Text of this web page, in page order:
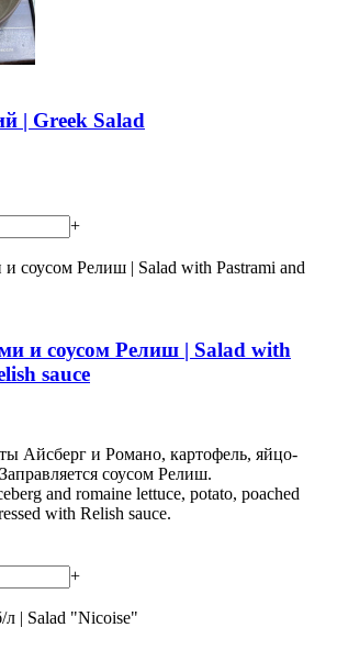
| Greek Salad
+
и соусом Релиш | Salad with
sauce
Айсберг и Романо, картофель, яйцо-
соусом Релиш.
and romaine lettuce, potato, poached
with Relish sauce.
+